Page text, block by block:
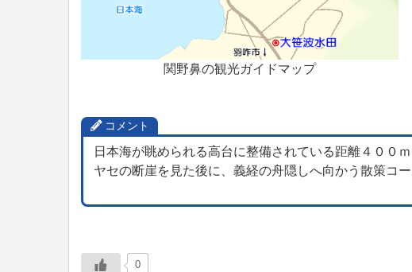
関野鼻の観光ガイドマップ
コメント
日本海が眺められる高台に整備されている距離４００ｍ
ヤセの断崖を見た後に、義経の舟隠しへ向かう散策コー
0